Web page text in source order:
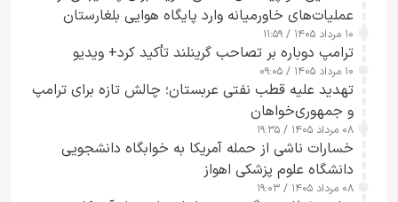
عملیات‌های خاورمیانه وارد پایگاه هوایی بلغارستان
شدند
۱۰ مرداد ۱۴۰۵ / ۱۱:۵۹
ترامپ دوباره بر تصاحب گرینلند تأکید کرد+ ویدیو
۱۰ مرداد ۱۴۰۵ / ۰۹:۰۵
تهدید علیه قطب نفتی عربستان؛ چالش تازه برای ترامپ
و جمهوری‌خواهان
۰۸ مرداد ۱۴۰۵ / ۱۹:۳۵
خسارات ناشی از حمله آمریکا به خوابگاه دانشجویی
دانشگاه علوم پزشکی اهواز
۰۸ مرداد ۱۴۰۵ / ۱۹:۰۳